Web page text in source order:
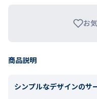
お
商品説明
シンプルなデザインのサ